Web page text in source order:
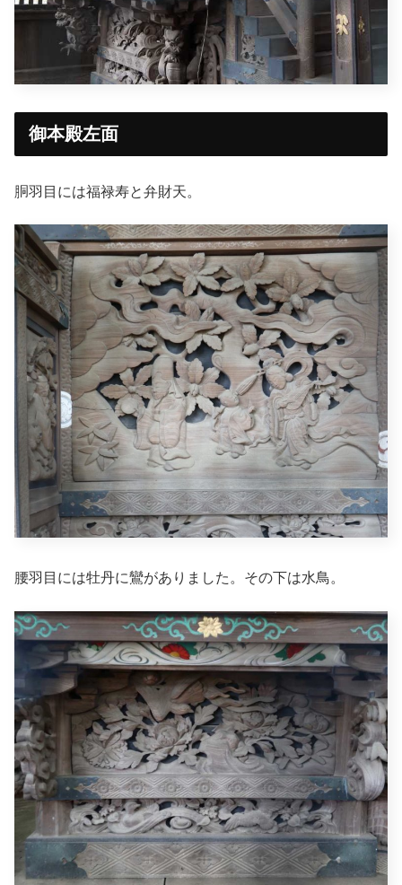
御本殿左面
胴羽目には福禄寿と弁財天。
腰羽目には牡丹に鸞がありました。その下は水鳥。